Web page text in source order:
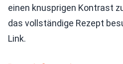
einen knusprigen Kontrast
das vollständige Rezept
Link.